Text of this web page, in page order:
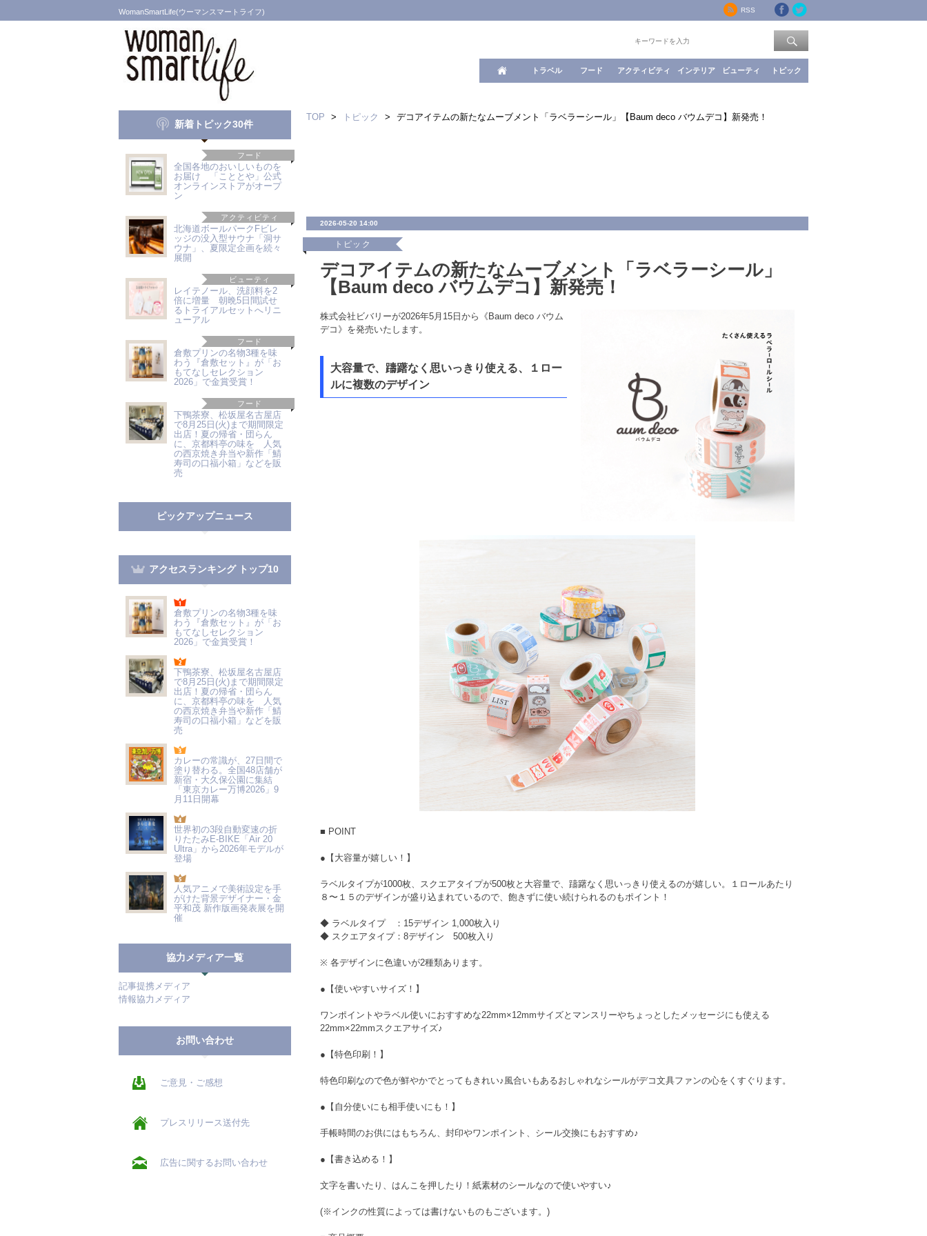
WomanSmartLife(ウーマンスマートライフ) RSS
トラベル フード アクティビティ インテリア ビューティ トピック
新着トピック30件
フード
全国各地のおいしいものを
お届け 「こととや」公式
オンラインストアがオープ
ン
アクティビティ
北海道ボールパークFビレ
ッジの没入型サウナ「洞サ
ウナ」、夏限定企画を続々
展開
ビューティ
レイテノール、洗顔料を2
倍に増量 朝晩5日間試せ
るトライアルセットへリニ
ューアル
フード
倉敷プリンの名物3種を味
わう『倉敷セット』が「お
もてなしセレクション
2026」で金賞受賞！
フード
下鴨茶寮、松坂屋名古屋店
で8月25日(火)まで期間限定
出店！夏の帰省・団らん
に、京都料亭の味を 人気
の西京焼き弁当や新作「鯖
寿司の口福小箱」などを販
売
ピックアップニュース
アクセスランキング トップ10
倉敷プリンの名物3種を味
わう『倉敷セット』が「お
もてなしセレクション
2026」で金賞受賞！
下鴨茶寮、松坂屋名古屋店
で8月25日(火)まで期間限定
出店！夏の帰省・団らん
に、京都料亭の味を 人気
の西京焼き弁当や新作「鯖
寿司の口福小箱」などを販
売
カレーの常識が、27日間で
塗り替わる。全国48店舗が
新宿・大久保公園に集結
「東京カレー万博2026」9
月11日開幕
世界初の3段自動変速の折
りたたみE-BIKE「Air 20
Ultra」から2026年モデルが
登場
人気アニメで美術設定を手
がけた背景デザイナー・金
平和茂 新作版画発表展を開
催
協力メディア一覧
記事提携メディア
情報協力メディア
お問い合わせ
ご意見・ご感想
プレスリリース送付先
広告に関するお問い合わせ
TOP > トピック > デコアイテムの新たなムーブメント「ラベラーシール」【Baum deco バウムデコ】新発売！
2026-05-20 14:00
トピック
デコアイテムの新たなムーブメント「ラベラーシール」
【Baum deco バウムデコ】新発売！
株式会社ビバリーが2026年5月15日から《Baum deco バウム
デコ》を発売いたします。
大容量で、躊躇なく思いっきり使える、１ロー
ルに複数のデザイン
■ POINT
●【大容量が嬉しい！】
ラベルタイプが1000枚、スクエアタイプが500枚と大容量で、躊躇なく思いっきり使えるのが嬉しい。１ロールあたり
８〜１５のデザインが盛り込まれているので、飽きずに使い続けられるのもポイント！
◆ ラベルタイプ ：15デザイン 1,000枚入り
◆ スクエアタイプ：8デザイン 500枚入り
※ 各デザインに色違いが2種類あります。
●【使いやすいサイズ！】
ワンポイントやラベル使いにおすすめな22mm×12mmサイズとマンスリーやちょっとしたメッセージにも使える
22mm×22mmスクエアサイズ♪
●【特色印刷！】
特色印刷なので色が鮮やかでとってもきれい♪風合いもあるおしゃれなシールがデコ文具ファンの心をくすぐります。
●【自分使いにも相手使いにも！】
手帳時間のお供にはもちろん、封印やワンポイント、シール交換にもおすすめ♪
●【書き込める！】
文字を書いたり、はんこを押したり！紙素材のシールなので使いやすい♪
(※インクの性質によっては書けないものもございます。)